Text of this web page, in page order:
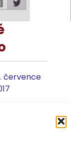
července